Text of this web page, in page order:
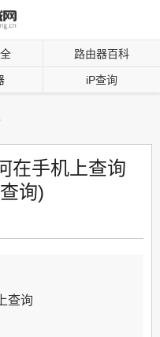
路由器百科
iP查询
在手机上查询
询)
查询